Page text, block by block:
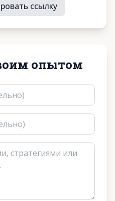
ссылку
опытом